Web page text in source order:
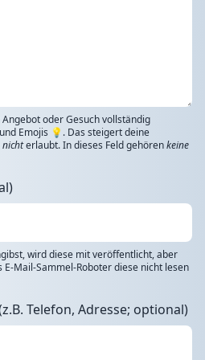
oder Gesuch vollständig
und Emojis 💡. Das steigert deine
nichterlaubt. In dieses Feld gehörenkeine
wird diese mit veröffentlicht, aber
Mail-Sammel-Roboter diese nicht lesen
Telefon, Adresse; optional)